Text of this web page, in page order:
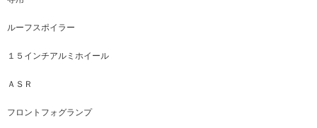
ルーフスポイラー
１５インチアルミホイール
ＡＳＲ
フロントフォグランプ